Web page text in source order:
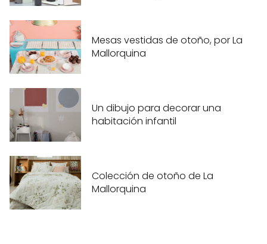
Mesas vestidas de otoño, por La
Mallorquina
Un dibujo para decorar una
habitación infantil
Colección de otoño de La
Mallorquina